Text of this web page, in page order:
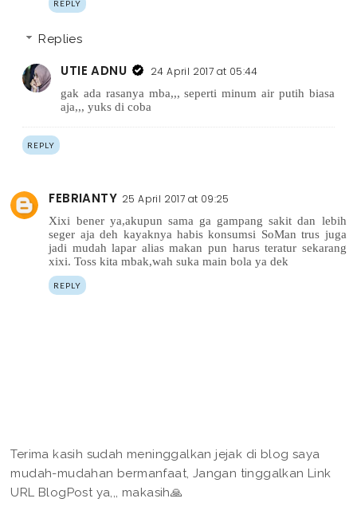
REPLY
Replies
UTIE ADNU 24 April 2017 at 05:44
gak ada rasanya mba,,, seperti minum air putih biasa
aja,,, yuks di coba
REPLY
FEBRIANTY 25 April 2017 at 09:25
Xixi bener ya,akupun sama ga gampang sakit dan lebih
seger aja deh kayaknya habis konsumsi SoMan trus juga
jadi mudah lapar alias makan pun harus teratur sekarang
xixi. Toss kita mbak,wah suka main bola ya dek
REPLY
Terima kasih sudah meninggalkan jejak di blog saya
mudah-mudahan bermanfaat, Jangan tinggalkan Link
URL BlogPost ya,,, makasih🙏